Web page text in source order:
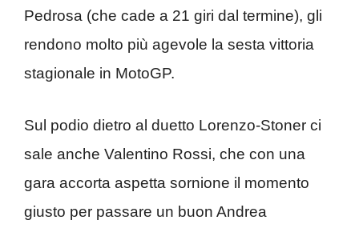
Pedrosa (che cade a 21 giri dal termine), gli
rendono molto più agevole la sesta vittoria
stagionale in MotoGP.
Sul podio dietro al duetto Lorenzo-Stoner ci
sale anche Valentino Rossi, che con una
gara accorta aspetta sornione il momento
giusto per passare un buon Andrea